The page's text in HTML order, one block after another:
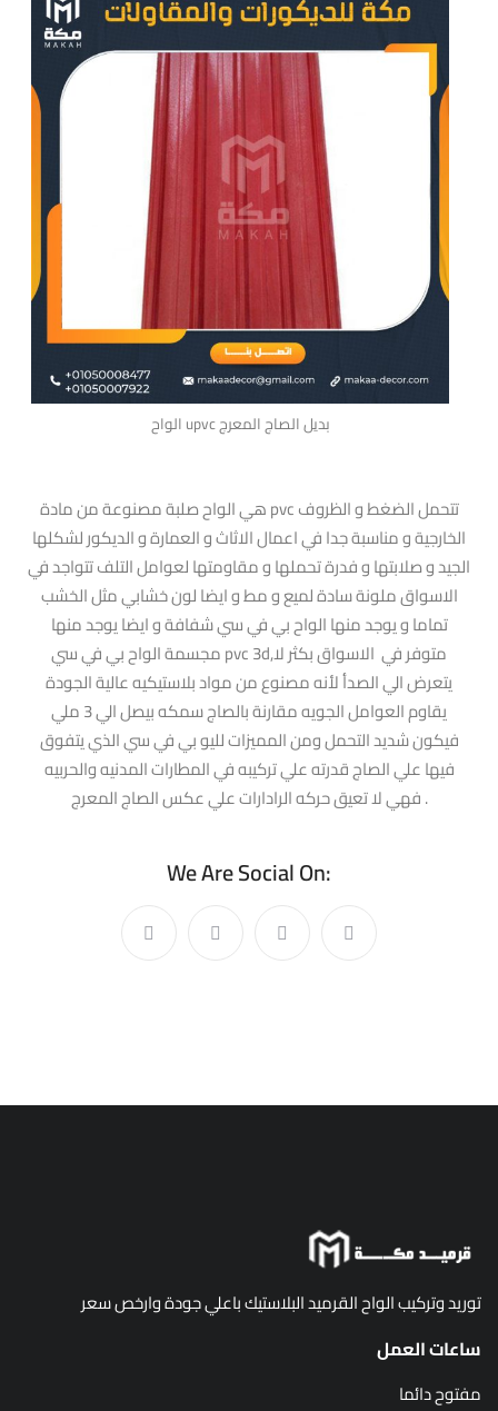
الواح upvc بديل الصاج المعرج
هي الواح صلبة مصنوعة من مادة pvc تتحمل الضغط و الظروف
الخارجية و مناسبة جدا في اعمال الاثاث و العمارة و الديكور لشكلها
الجيد و صلابتها و فدرة تحملها و مقاومتها لعوامل التلف تتواجد في
الاسواق ملونة سادة لميع و مط و ايضا لون خشابي مثل الخشب
تماما و يوجد منها الواح بي في سي شفافة و ايضا يوجد منها
مجسمة الواح بي في سي pvc 3d,متوفر في الاسواق بكثر لا
يتعرض الي الصدأ لأنه مصنوع من مواد بلاستيكيه عالية الجودة
يقاوم العوامل الجويه مقارنة بالصاج سمكه بيصل الي 3 ملي
فيكون شديد التحمل ومن المميزات لليو بي في سي الذي يتفوق
فيها علي الصاج قدرته علي تركيبه في المطارات المدنيه والحربيه
فهي لا تعيق حركه الرادارات علي عكس الصاج المعرج .
We Are Social On:
توريد وتركيب الواح القرميد البلاستيك باعلي جودة وارخص سعر
ساعات العمل
مفتوح دائما